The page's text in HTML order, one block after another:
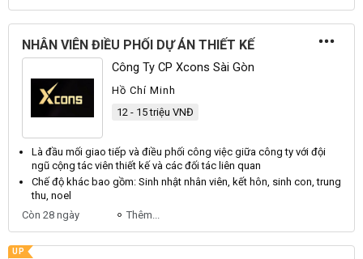
NHÂN VIÊN ĐIỀU PHỐI DỰ ÁN THIẾT KẾ
Công Ty CP Xcons Sài Gòn
Hồ Chí Minh
12 - 15 triệu VNĐ
Là đầu mối giao tiếp và điều phối công việc giữa công ty với đội
ngũ cộng tác viên thiết kế và các đối tác liên quan
Chế độ khác bao gồm: Sinh nhật nhân viên, kết hôn, sinh con, trung
thu, noel
Còn 28 ngày
Thêm...
UP